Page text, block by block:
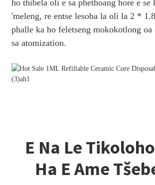
ho thibela oli e sa phethoang hore e se
'meleng, re entse lesoba la oli la 2 *
phalle ka ho feletseng mokokotlong oa
sa atomization.
E Na Le
Ha E Ame